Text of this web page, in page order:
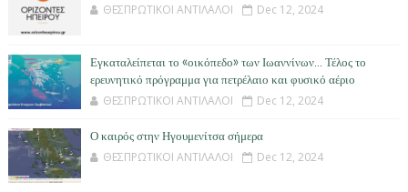
ΘΕΣΠΡΩΤΙΚΟΙ ΑΝΤΙΛΑΛΟΙ Dec 12, 2024
Εγκαταλείπεται το «οικόπεδο» των Ιωαννίνων… Τέλος το
ερευνητικό πρόγραμμα για πετρέλαιο και φυσικό αέριο
ΘΕΣΠΡΩΤΙΚΟΙ ΑΝΤΙΛΑΛΟΙ Dec 12, 2024
Ο καιρός στην Ηγουμενίτσα σήμερα
ΘΕΣΠΡΩΤΙΚΟΙ ΑΝΤΙΛΑΛΟΙ Dec 12, 2024